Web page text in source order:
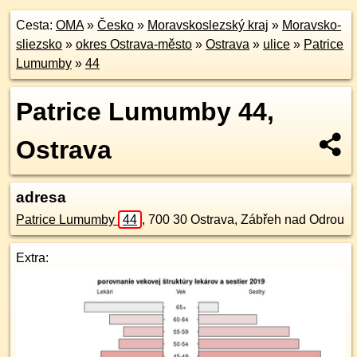
Cesta: OMA» Česko » Moravskoslezský kraj » Moravsko-
sliezsko » okres Ostrava-město » Ostrava » ulice » Patrice
Lumumby » 44
Patrice Lumumby 44,
Ostrava
adresa
Patrice Lumumby 44 , 700 30 Ostrava, Zábřeh nad Odrou
Extra: